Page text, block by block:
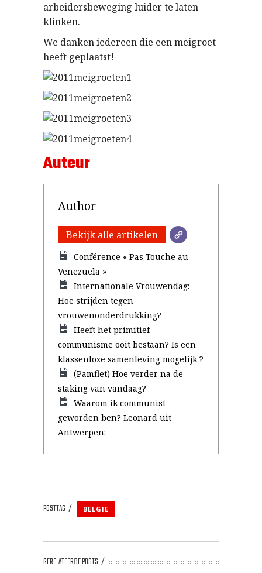
arbeidersbeweging luider te laten
klinken.
We danken iedereen die een meigroet
heeft geplaatst!
Auteur
Author
Bekijk alle artikelen
Conférence « Pas Touche au
Venezuela »
Internationale Vrouwendag:
Hoe strijden tegen
vrouwenonderdrukking?
Heeft het primitief
communisme ooit bestaan? Is een
klassenloze samenleving mogelijk ?
(Pamflet) Hoe verder na de
staking van vandaag?
Waarom ik communist
geworden ben? Leonard uit
Antwerpen:
POSTTAG BELGIE
GERELATEERDE POSTS